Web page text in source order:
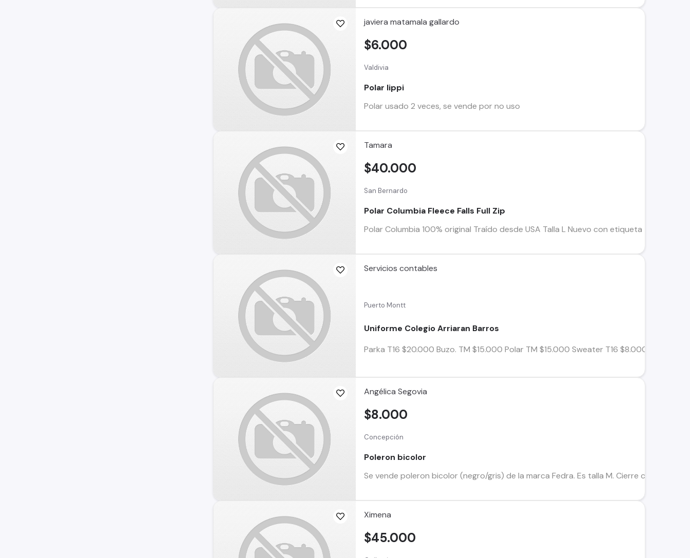
javiera matamala gallardo
Valdivia
Polar lippi
Polar usado 2 veces, se vende por no uso
$6.000
Tamara
San Bernardo
Polar Columbia Fleece Falls Full Zip
Polar Columbia 100% original Traído desde USA Talla L Nuevo con etiqueta
$40.000
Servicios contables
Puerto Montt
Uniforme Colegio Arriaran Barros
Parka T16 $20.000 Buzo. TM $15.000 Polar TM $15.000 Sweater T16 $8.000
Angélica Segovia
Concepción
Poleron bicolor
Se vende poleron bicolor (negro/gris) de la marca Fedra. Es talla M. Cierre completo
$8.000
Ximena
$45.000